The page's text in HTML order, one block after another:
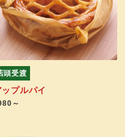
頭受渡
ップルパイ
～